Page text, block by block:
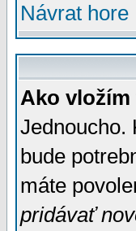
Návrat hore
Ako
Jednoucho.
bude
máte
pridávať